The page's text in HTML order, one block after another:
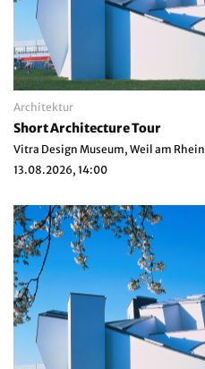
Architektur
Short Architecture Tour
Vitra Design Museum, Weil am Rhein
13.08.2026, 14:00